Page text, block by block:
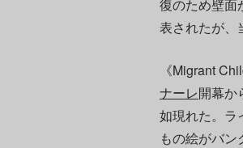
復のため壁面
表されたが、
《Migrant
ナーレ開幕か
如現れた。ラ
もの絵がバ